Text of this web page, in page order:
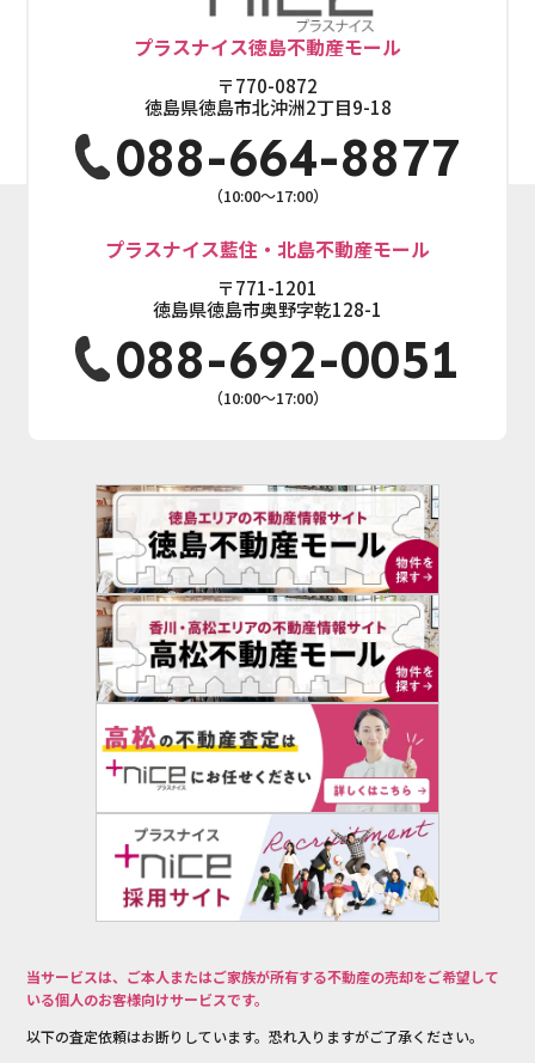
プラスナイス徳島不動産モール
〒770-0872
徳島県徳島市北沖洲2丁目9-18
088-664-8877
（10:00～17:00）
プラスナイス藍住・北島不動産モール
〒771-1201
徳島県徳島市奥野字乾128-1
088-692-0051
（10:00～17:00）
当サービスは、ご本人またはご家族が所有する不動産の売却をご希望して
いる個人のお客様向けサービスです。
以下の査定依頼はお断りしています。恐れ入りますがご了承ください。